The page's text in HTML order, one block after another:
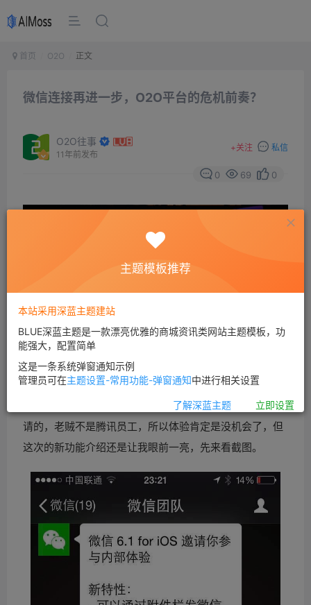
首页 O2O 正文
微信连接再进一步，O2O平台的危机前奏？
O2O往事
11年前发布
+关注 私信
0 69 0
昨天在某微信群看到一张截图，是有关微信6.1内测参与邀
请的，老贼不是腾讯员工，所以体验肯定是没机会了，但
这次的新功能介绍还是让我眼前一亮，先来看截图。
主题模板推荐
本站采用深蓝主题建站
BLUE深蓝主题是一款漂亮优雅的商城资讯类网站主题模板，功
能强大，配置简单
这是一条系统弹窗通知示例
管理员可在主题设置-常用功能-弹窗通知中进行相关设置
了解深蓝主题 立即设置